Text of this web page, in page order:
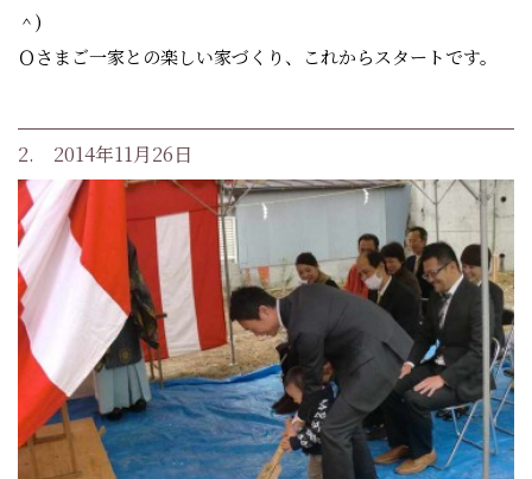
＾)
Ｏさまご一家との楽しい家づくり、これからスタートです。
2. 2014年11月26日